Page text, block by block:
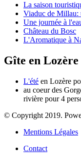
La saison
Viaduc de Millau:
Une journée à
Château du Bosc
L'Aromatique à
Gîte en Lozère
L'été en Lozère
au coeur des
rivière pour 4
© Copyright 2019.
Mentions Légales
Contact